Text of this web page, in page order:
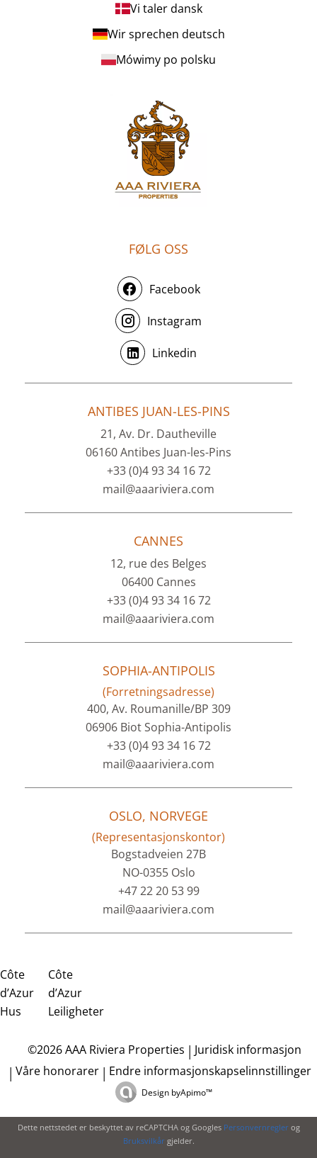
Vi taler dansk
Wir sprechen deutsch
Mówimy po polsku
FØLG OSS
Facebook
Instagram
Linkedin
ANTIBES JUAN-LES-PINS
21, Av. Dr. Dautheville
06160 Antibes Juan-les-Pins
+33 (0)4 93 34 16 72
mail@aaariviera.com
CANNES
12, rue des Belges
06400 Cannes
+33 (0)4 93 34 16 72
mail@aaariviera.com
SOPHIA-ANTIPOLIS
(Forretningsadresse)
400, Av. Roumanille/BP 309
06906 Biot Sophia-Antipolis
+33 (0)4 93 34 16 72
mail@aaariviera.com
OSLO, NORVEGE
(Representasjonskontor)
Bogstadveien 27B
NO-0355 Oslo
+47 22 20 53 99
mail@aaariviera.com
Côte
d’Azur
Hus
Côte
d’Azur
Leiligheter
©2026 AAA Riviera Properties
Juridisk informasjon
Våre honorarer
Endre informasjonskapselinnstillinger
Design byApimo™
Dette nettstedet er beskyttet av reCAPTCHA og Googles Personvernreglerog
Bruksvilkårgjelder.